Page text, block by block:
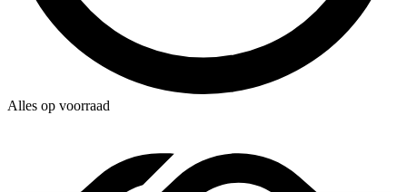
Alles op voorraad